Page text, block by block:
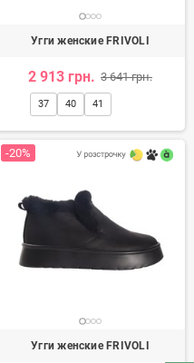
Угги женские FRIVOLI
2 913 грн. 3 641 грн.
37 40 41
-20%
Угги женские FRIVOLI